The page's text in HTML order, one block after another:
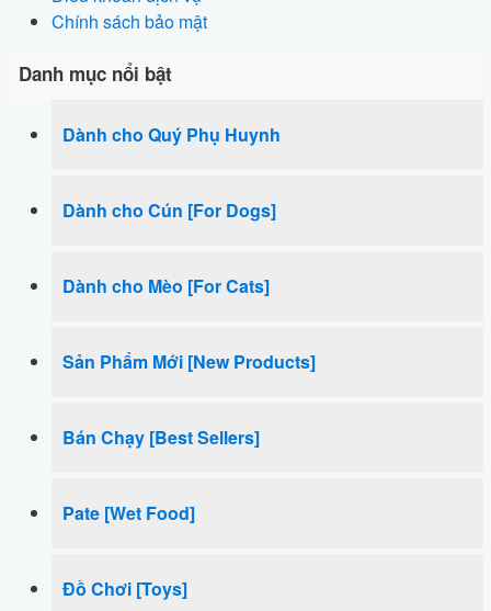
Chính sách bảo mật
Danh mục nổi bật
Dành cho Quý Phụ Huynh
Dành cho Cún [For Dogs]
Dành cho Mèo [For Cats]
Sản Phẩm Mới [New Products]
Bán Chạy [Best Sellers]
Pate [Wet Food]
Đồ Chơi [Toys]